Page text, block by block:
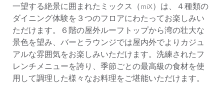
一望する絶景に囲まれたミックス（miX）は、４種類の
ダイニング体験を３つのフロアにわたってお楽しみい
ただけます。６階の屋外ルーフトップから湾の壮大な
景色を望み、バーとラウンジでは屋内外でよりカジュ
アルな雰囲気をお楽しみいただけます。洗練されたフ
レンチメニューを誇り、季節ごとの最高級の食材を使
用して調理した様々なお料理をご堪能いただけます。